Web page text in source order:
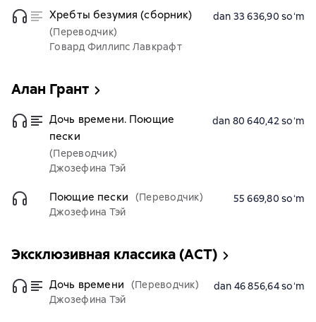
Хребты безумия (сборник)
(Переводчик)
Говард Филлипс Лавкрафт
dan 33 636,90 soʻm
Алан Грант
Дочь времени. Поющие
пески
(Переводчик)
Джозефина Тэй
dan 80 640,42 soʻm
Поющие пески
(Переводчик)
Джозефина Тэй
55 669,80 soʻm
Эксклюзивная классика (АСТ)
Дочь времени
(Переводчик)
Джозефина Тэй
dan 46 856,64 soʻm